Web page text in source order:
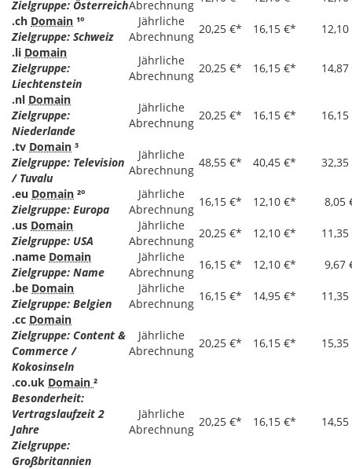
Zielgruppe: ÖsterreichAbrechnung
.ch Domain ¹º
Zielgruppe: Schweiz
Jährliche
Abrechnung
20,25 €* 16,15 €*
.li Domain
Zielgruppe:
Liechtenstein
Jährliche
Abrechnung
20,25 €* 16,15 €*
.nl Domain
Zielgruppe:
Niederlande
Jährliche
Abrechnung
20,25 €* 16,15 €*
.tv Domain ³
Zielgruppe: Television
/ Tuvalu
Jährliche
Abrechnung
48,55 €* 40,45 €*
.eu Domain ²º
Zielgruppe: Europa
Jährliche
Abrechnung
16,15 €* 12,10 €*
8,05
.us Domain
Zielgruppe: USA
Jährliche
Abrechnung
20,25 €* 12,10 €*
.name Domain
Zielgruppe: Name
Jährliche
Abrechnung
16,15 €* 12,10 €*
9,67
.be Domain
Zielgruppe: Belgien
Jährliche
Abrechnung
16,15 €* 14,95 €*
.cc Domain
Zielgruppe: Content &
Commerce /
Kokosinseln
Jährliche
Abrechnung
20,25 €* 16,15 €*
.co.uk Domain ²
Besonderheit:
Vertragslaufzeit 2
Jahre
Zielgruppe:
Großbritannien
Jährliche
Abrechnung
20,25 €* 16,15 €*